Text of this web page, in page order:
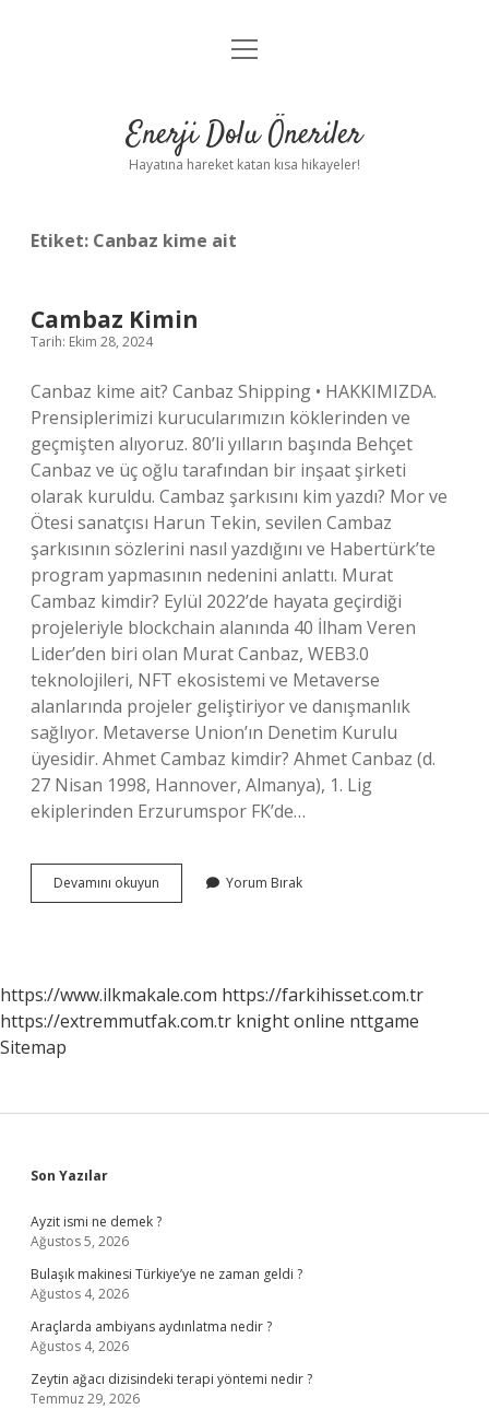
Anasayfa
Yasal Uyarı
menüyü
Enerji Dolu Öneriler
Hayatına hareket katan kısa hikayeler!
Etiket: Canbaz kime ait
Cambaz Kimin
Tarih: Ekim 28, 2024
Canbaz kime ait? Canbaz Shipping • HAKKIMIZDA.
Prensiplerimizi kurucularımızın köklerinden ve
geçmişten alıyoruz. 80’li yılların başında Behçet
Canbaz ve üç oğlu tarafından bir inşaat şirketi
olarak kuruldu. Cambaz şarkısını kim yazdı? Mor ve
Ötesi sanatçısı Harun Tekin, sevilen Cambaz
şarkısının sözlerini nasıl yazdığını ve Habertürk’te
program yapmasının nedenini anlattı. Murat
Cambaz kimdir? Eylül 2022’de hayata geçirdiği
projeleriyle blockchain alanında 40 İlham Veren
Lider’den biri olan Murat Canbaz, WEB3.0
teknolojileri, NFT ekosistemi ve Metaverse
alanlarında projeler geliştiriyor ve danışmanlık
sağlıyor. Metaverse Union’ın Denetim Kurulu
üyesidir. Ahmet Cambaz kimdir? Ahmet Canbaz (d.
27 Nisan 1998, Hannover, Almanya), 1. Lig
ekiplerinden Erzurumspor FK’de…
Devamını okuyun Cambaz
Kimin
Yorum Bırak
https://www.ilkmakale.com https://farkihisset.com.tr
https://extremmutfak.com.tr knight online nttgame
Sitemap
Sidebar
Son Yazılar
Ayzit ismi ne demek ?
Ağustos 5, 2026
Bulaşık makinesi Türkiye’ye ne zaman geldi ?
Ağustos 4, 2026
Araçlarda ambiyans aydınlatma nedir ?
Ağustos 4, 2026
Zeytin ağacı dizisindeki terapi yöntemi nedir ?
Temmuz 29, 2026